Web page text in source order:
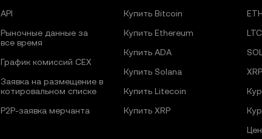
API
Рыночные данные за
все время
График комиссий CEX
Заявка на размещение в
котировальном списке
P2P‑заявка мерчанта
Купить Bitcoin
Купить Ethereum
Купить ADA
Купить Solana
Купить Litecoin
Купить XRP